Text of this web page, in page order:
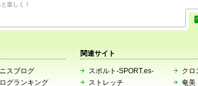
楽しく！
スブログ
グランキング
関連サイト
スポルト-SPORT.es-
ストレッチ
クロ
奄美